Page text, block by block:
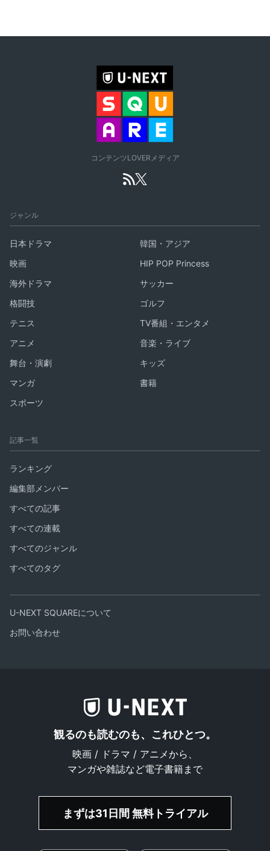
コンテンツLOVERメディア
ジャンル
日本ドラマ
韓国・アジア
映画
HIP POP Princess
海外ドラマ
サッカー
格闘技
ゴルフ
テニス
TV番組・エンタメ
アニメ
音楽・ライブ
舞台・演劇
キッズ
マンガ
書籍
スポーツ
記事一覧
ランキング
編集部メンバー
すべての記事
すべての連載
すべてのジャンル
すべてのタグ
U-NEXT SQUAREについて
お問い合わせ
観るのも読むのも、これひとつ。
映画 / ドラマ / アニメから、
マンガや雑誌など電子書籍まで
まずは31日間 無料トライアル